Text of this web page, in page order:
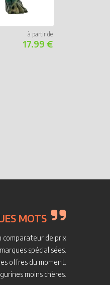
17.99 €
MOTS
comparateur de prix
spécialisées.
offres du moment.
moins chères.